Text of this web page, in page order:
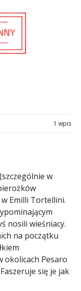
1 wpis
w
Emilli Tortellini.
nosili wieśniacy.
na początku
okolicach Pesaro
się je jak